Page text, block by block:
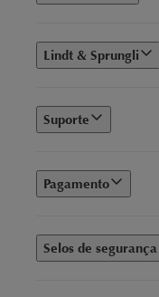
Lindt & Sprungli
Suporte
Pagamento
Selos de segurança